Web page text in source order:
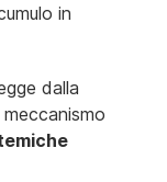
in
dalla